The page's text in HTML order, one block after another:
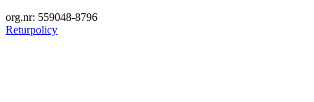
org.nr: 559048-8796
Returpolicy